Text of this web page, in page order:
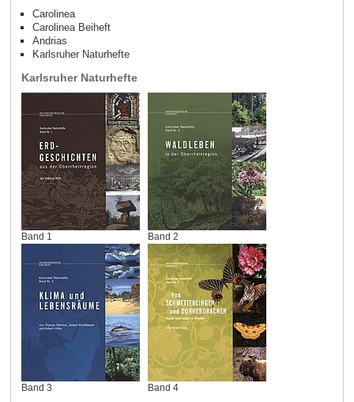
Carolinea
Carolinea Beiheft
Andrias
Karlsruher Naturhefte
Karlsruher Naturhefte
Band 1 Band 2
Band 3 Band 4